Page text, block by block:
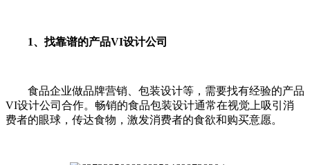
1、找靠谱的产品VI设计公司
食品企业做品牌营销、包装设计等，需要找有经验的产品
VI设计公司合作。畅销的食品包装设计通常在视觉上吸引消
费者的眼球，传达食物，激发消费者的食欲和购买意愿。